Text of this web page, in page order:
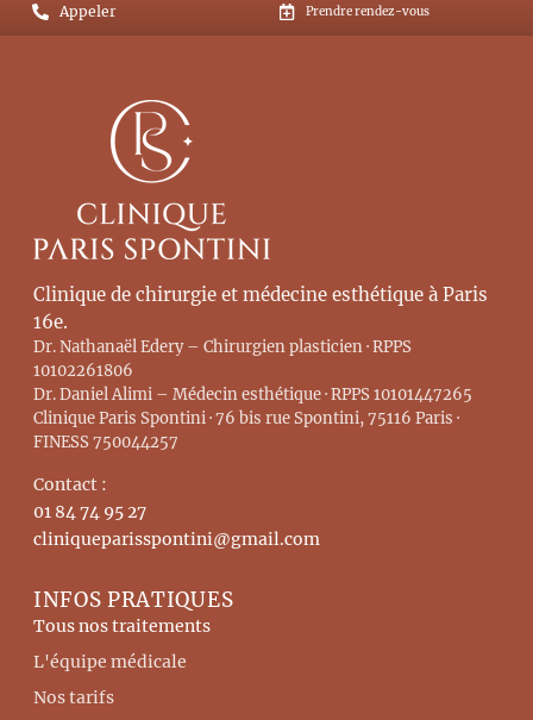
Appeler Prendre rendez-vous
Clinique de chirurgie et médecine esthétique à Paris
16e.
Dr. Nathanaël Edery – Chirurgien plasticien · RPPS
10102261806
Dr. Daniel Alimi – Médecin esthétique · RPPS 10101447265
Clinique Paris Spontini · 76 bis rue Spontini, 75116 Paris ·
FINESS 750044257
Contact :
01 84 74 95 27
cliniqueparisspontini@gmail.com
INFOS PRATIQUES
Tous nos traitements
L'équipe médicale
Nos tarifs